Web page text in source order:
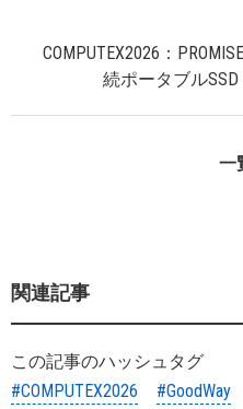
COMPUTEX2026：
続ポータブルSSD
一
関連記事
この記事のハッシュタグ
#COMPUTEX2026
#GoodWay